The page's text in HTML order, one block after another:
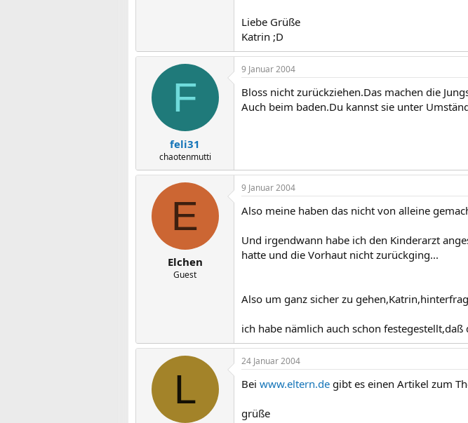
Liebe Grüße
Katrin ;D
F
feli31
chaotenmutti
9 Januar 2004
Bloss nicht zurückziehen.Das machen die
Auch beim baden.Du kannst sie unter
E
Elchen
Guest
9 Januar 2004
Also meine haben das nicht von alleine
Und irgendwann habe ich den Kinderarzt
hatte und die Vorhaut nicht zurückging...
Also um ganz sicher zu
ich habe nämlich auch schon
L
24 Januar 2004
Bei www.eltern.de gibt es einen Artikel zum
grüße